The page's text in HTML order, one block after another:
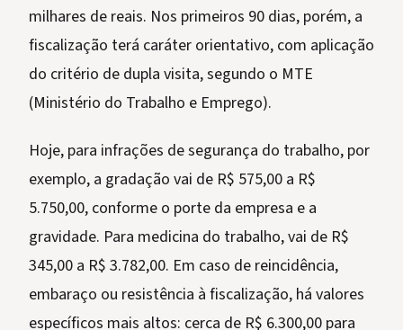
milhares de reais. Nos primeiros 90 dias, porém, a
fiscalização terá caráter orientativo, com aplicação
do critério de dupla visita, segundo o MTE
(Ministério do Trabalho e Emprego).
Hoje, para infrações de segurança do trabalho, por
exemplo, a gradação vai de R$ 575,00 a R$
5.750,00, conforme o porte da empresa e a
gravidade. Para medicina do trabalho, vai de R$
345,00 a R$ 3.782,00. Em caso de reincidência,
embaraço ou resistência à fiscalização, há valores
específicos mais altos: cerca de R$ 6.300,00 para